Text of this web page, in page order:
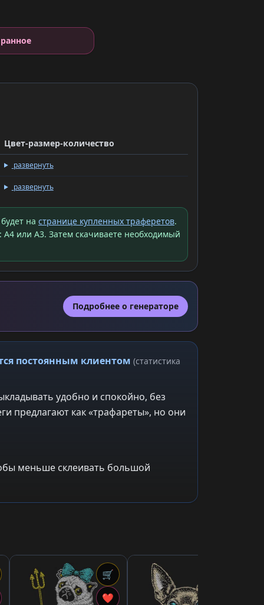
Цвет-размер-количество
развернуть
развернуть
на странице купленных траферетов.
или A3. Затем скачиваете необходимый
Подробнее о генераторе
постоянным клиентом (статистика
удобно и спокойно, без
предлагают как «трафареты», но они
меньше склеивать большой
🛒
❤